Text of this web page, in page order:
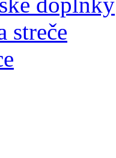
streče